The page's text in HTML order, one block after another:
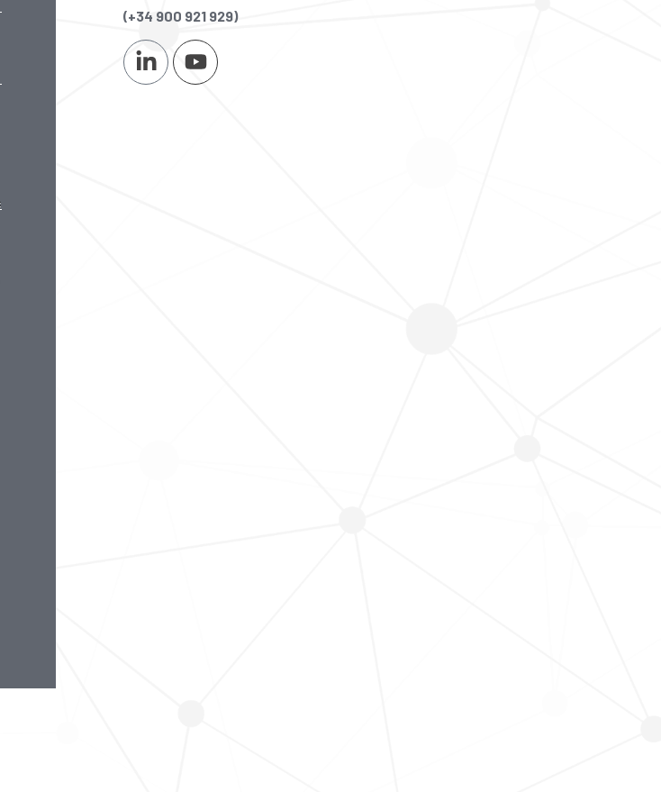
(+34 900 921 929)